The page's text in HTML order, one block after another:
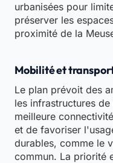
urbanisées pour
préserver les
proximité de la
Mobilité et
Le plan prévoit des
les infrastructures
meilleure
et de favoriser
durables, comme le
commun. La priorité